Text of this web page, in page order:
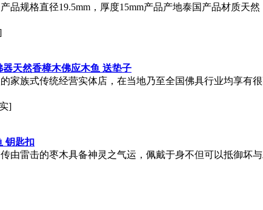
品规格直径19.5mm，厚度15mm产品产地泰国产品材质天
器天然香樟木佛应木鱼 送垫子
家族式传统经营实体店，在当地乃至全国佛具行业均享有
]
钥匙扣
由雷击的枣木具备神灵之气运，佩戴于身不但可以抵御坏